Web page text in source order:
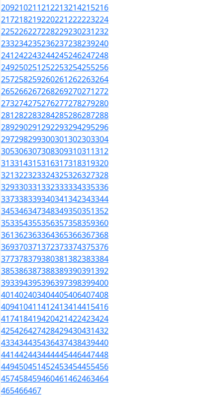
209210211212213214215216
217218219220221222223224
225226227228229230231232
233234235236237238239240
241242243244245246247248
249250251252253254255256
257258259260261262263264
265266267268269270271272
273274275276277278279280
281282283284285286287288
289290291292293294295296
297298299300301302303304
305306307308309310311312
313314315316317318319320
321322323324325326327328
329330331332333334335336
337338339340341342343344
345346347348349350351352
353354355356357358359360
361362363364365366367368
369370371372373374375376
377378379380381382383384
385386387388389390391392
393394395396397398399400
401402403404405406407408
409410411412413414415416
417418419420421422423424
425426427428429430431432
433434435436437438439440
441442443444445446447448
449450451452453454455456
457458459460461462463464
465466467